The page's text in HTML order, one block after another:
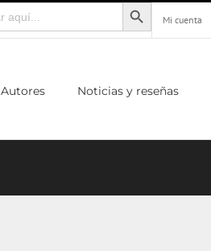
Mi cuenta
Autores Noticias y reseñas